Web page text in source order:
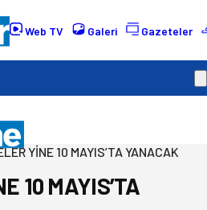
Web TV Galeri Gazeteler
YİNE 10 MAYIS’TA YANACAK
10 MAYIS’TA